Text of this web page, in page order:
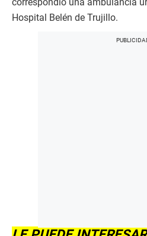
correspondió una ambulancia
Hospital Belén de Trujillo.